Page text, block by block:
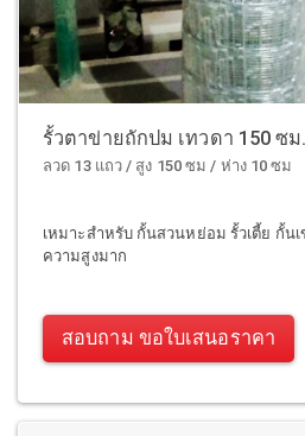
รั้วตาข่ายถักปม เทวดา 150 ซม.
ลวด 13 แถว / สูง 150 ซม / ห่าง 10 ซม
เหมาะสำหรับ กั้นสวนหย่อม รั้วเตี้ย กั้น
ความสูงมาก
สอบถาม ขอใบเสนอราคา